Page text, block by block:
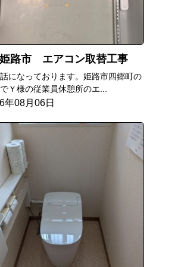
姫路市 エアコン取替工事
になっております。姫路市四郷町の
Ｙ様の従業員休憩所のエ...
年08月06日